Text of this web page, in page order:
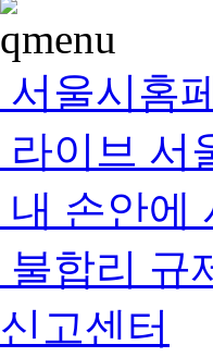
서울시홈
라이브 서
내 손안에
불합리 규
신고센터